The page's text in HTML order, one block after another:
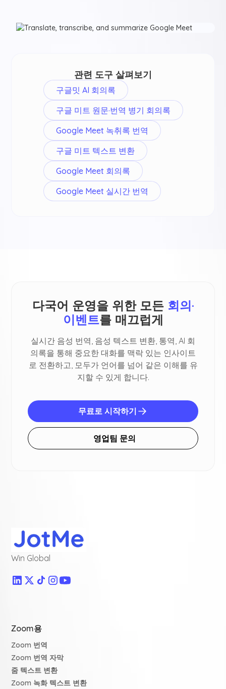
관련 도구 살펴보기
구글밋 AI 회의록
구글 미트 원문·번역 병기 회의록
Google Meet 녹취록 번역
구글 미트 텍스트 변환
Google Meet 회의록
Google Meet 실시간 번역
다국어 운영을 위한 모든 회의·
이벤트를 매끄럽게
실시간 음성 번역, 음성 텍스트 변환, 통역, AI 회
의록을 통해 중요한 대화를 맥락 있는 인사이트
로 전환하고, 모두가 언어를 넘어 같은 이해를 유
지할 수 있게 합니다.
무료로 시작하기
영업팀 문의
Win Global
Zoom용
Zoom 번역
Zoom 번역 자막
줌 텍스트 변환
Zoom 녹화 텍스트 변환